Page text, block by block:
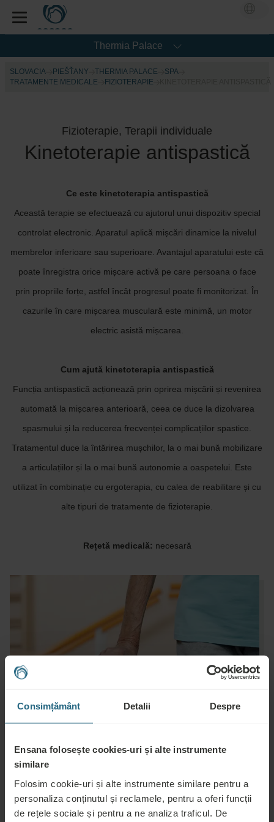
Consimțământ Detalii Despre
Ensana folosește cookies-uri și alte instrumente
similare
Folosim cookie-uri și alte instrumente similare pentru a
personaliza conținutul și reclamele, pentru a oferi funcții
de rețele sociale și pentru a ne analiza traficul. De
Thermia Palace
SLOVACIA PIEŠŤANY THERMIA PALACE
SPA
TRATAMENTE MEDICALE
FIZIOTERAPIE
Fizioterapie, Terapii individuale
Kinetoterapie antispastică
Ce este kinetoterapia antispastică
Această terapie se efectuează cu ajutorul unui dispozitiv special
controlat electronic. Aparatul aplică mișcări dinamice la nivelul
membrelor inferioare sau superioare. Avantajul aparatului este că
poate înregistra orice mișcare activă pe care persoana o face
prin propriile forțe, astfel încât progresul poate fi monitorizat. În
cazurile în care mișcarea musculară este minimă, un motor
electric asistă mișcarea.
Cum ajută kinetoterapia antispastică
Funcția antispastică acționează prin oprirea mișcării și revenirea
automată la mișcarea anterioară, ceea ce duce la dizolvarea
spasmului și la reducerea frecvenței complicațiilor spastice.
Tratamentul duce la întărirea mușchilor, la o mai bună mobilizare
a articulațiilor și la o mai bună autonomie a oaspetelui. Este
utilizat în combinație cu ergoterapia, cu calea de reabilitare și cu
alte tipuri de tratamente de fizioterapie.
Rețetă medicală: necesară